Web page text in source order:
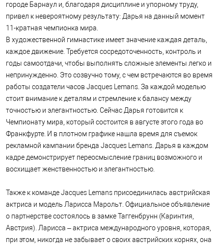
городе Барнаул и, благодаря дисциплине и упорному труду,
привел к невероятному результату: Дарья на данный момент
11-кратная чемпионка мира.
В художественной гимнастике имеет значение каждая деталь,
каждое движение. Требуется сосредоточенность, контроль и
годы самоотдачи, чтобы выполнять сложные элементы легко и
непринужденно. Это созвучно тому, с чем встречаются во время
работы создатели часов Jacques Lemans. За каждой моделью
стоит внимание к деталям и стремление к балансу между
точностью и элегантностью. Сейчас Дарья готовится к
Чемпионату мира, который состоится в августе этого года во
Франкфурте. И в плотном графике нашла время для съемок
рекламной кампании бренда Jacques Lemans. Дарья в каждом
кадре демонстрирует переосмысление границ возможного и
восхищает женственностью и элегантностью.
Также к команде Jacques Lemans присоединилась австрийская
актриса и модель Ларисса Марольт. Официальное объявление
о партнерстве состоялось в замке Таггенбрунн (Каринтия,
Австрия). Ларисса – актриса международного уровня, которая,
при этом, никогда не забывает о своих австрийских корнях, она